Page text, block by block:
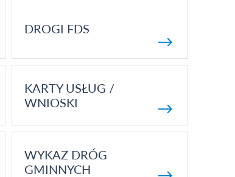
DROGI FDS
KARTY USŁUG /
WNIOSKI
WYKAZ DRÓG
GMINNYCH